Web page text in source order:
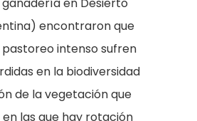
encontraron que
pastoreo intenso sufren
en la biodiversidad
de la vegetación que
en las que hay rotación